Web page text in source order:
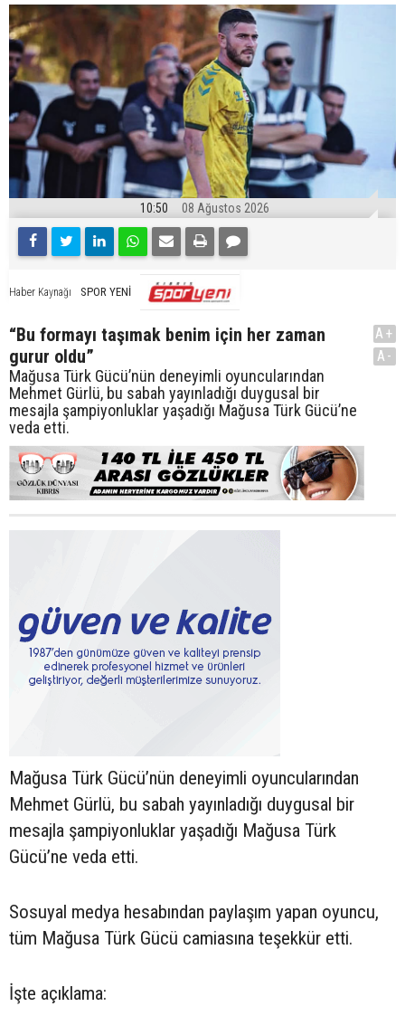
10:50 08 Ağustos 2026
Haber Kaynağı SPOR YENİ
“Bu formayı taşımak benim için her zaman
gurur oldu”
Mağusa Türk Gücü’nün deneyimli oyuncularından
Mehmet Gürlü, bu sabah yayınladığı duygusal bir
mesajla şampiyonluklar yaşadığı Mağusa Türk Gücü’ne
veda etti.
A+
A-
Mağusa Türk Gücü’nün deneyimli oyuncularından
Mehmet Gürlü, bu sabah yayınladığı duygusal bir
mesajla şampiyonluklar yaşadığı Mağusa Türk
Gücü’ne veda etti.
Sosuyal medya hesabından paylaşım yapan oyuncu,
tüm Mağusa Türk Gücü camiasına teşekkür etti.
İşte açıklama: